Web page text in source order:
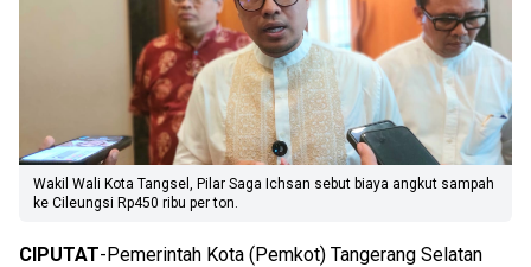
Wakil Wali Kota Tangsel, Pilar Saga Ichsan sebut biaya angkut sampah
ke Cileungsi Rp450 ribu per ton.
CIPUTAT-Pemerintah Kota (Pemkot) Tangerang Selatan